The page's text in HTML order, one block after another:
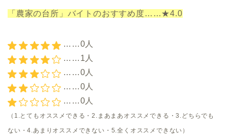
「農家の台所」バイトのおすすめ度……★4.0
……0人
……1人
……0人
……0人
……0人
（1.とてもオススメできる・2.まあまあオススメできる・3.どちらでも
ない・4.あまりオススメできない・5.全くオススメできない）